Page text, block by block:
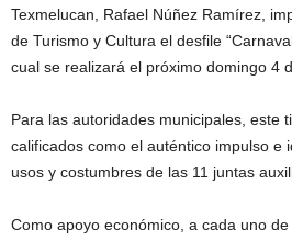
Texmelucan, Rafael Núñez Ramírez,
de Turismo y Cultura el desfile
cual se realizará el próximo domingo 4
Para las autoridades municipales, este
calificados como el auténtico impulso e
usos y costumbres de las 11 juntas
Como apoyo económico, a cada uno